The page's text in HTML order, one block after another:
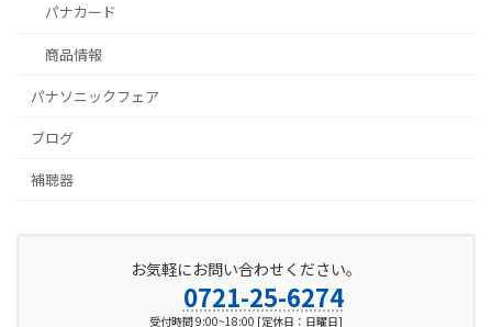
パナカード
商品情報
パナソニックフェア
ブログ
補聴器
お気軽にお問い合わせください。
0721-25-6274
受付時間 9:00~18:00 [定休日：日曜日]